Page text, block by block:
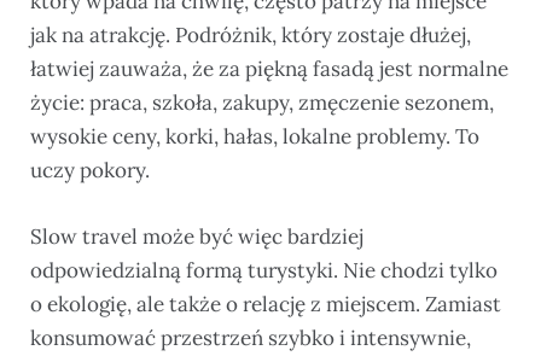
jak na atrakcję. Podróżnik, który zostaje dłużej,
łatwiej zauważa, że za piękną fasadą jest normalne
życie: praca, szkoła, zakupy, zmęczenie sezonem,
wysokie ceny, korki, hałas, lokalne problemy. To
uczy pokory.
Slow travel może być więc bardziej
odpowiedzialną formą turystyki. Nie chodzi tylko
o ekologię, ale także o relację z miejscem. Zamiast
konsumować przestrzeń szybko i intensywnie,